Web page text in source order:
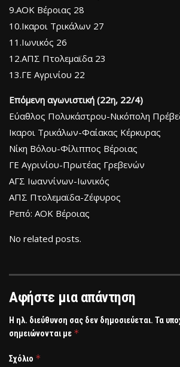
9.ΑΟΚ Βέροιας 28
10.Ικαροι Τρικάλων 27
11.Ιωνικός 26
12.ΑΠΣ Πτολεμαϊδα 23
13.ΓΕ Αγρινίου 22
Επόμενη αγωνιστική (22η, 22/4)
Εύαθλος Πολυκάστρου-Νικόπολη
Ικαροι Τρικάλων-Φαίακας Κέρκυρας
Νίκη Βόλου-Φίλιππος Βέροιας
ΓΕ Αγρινίου-Πρωτέας Γρεβενών
ΑΓΣ Ιωαννίνων-Ιωνικός
ΑΠΣ Πτολεμαϊδα-Ζέφυρος
Ρεπό: ΑΟΚ Βέροιας
No related posts.
Αφήστε μια απάντηση
Η ηλ. διεύθυνση σας δεν δημοσιεύεται. Τα
σημειώνονται με *
Σχόλιο *